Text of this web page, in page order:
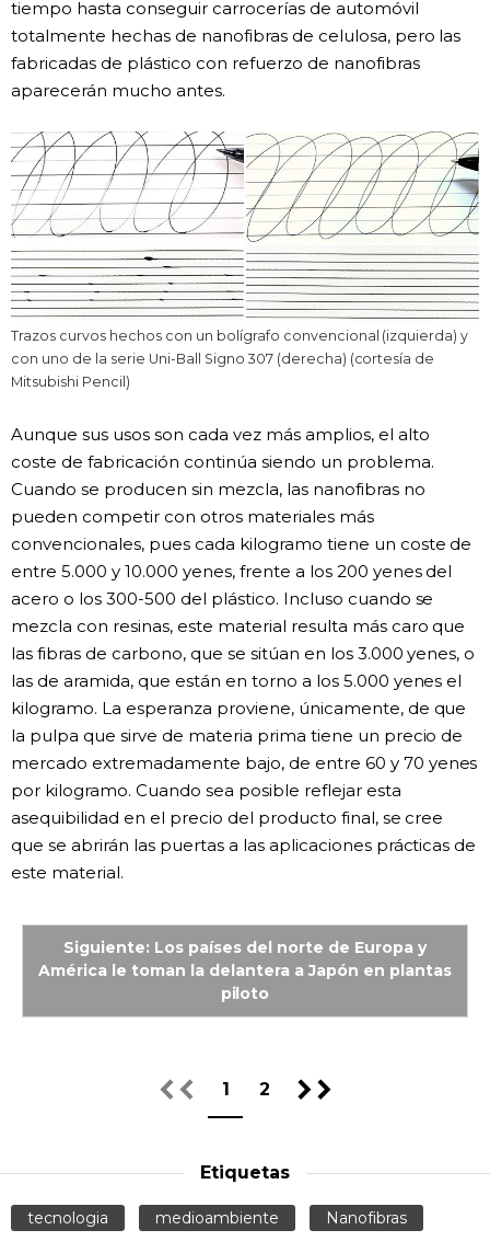
tiempo hasta conseguir carrocerías de automóvil
totalmente hechas de nanofibras de celulosa, pero las
fabricadas de plástico con refuerzo de nanofibras
aparecerán mucho antes.
Trazos curvos hechos con un bolígrafo convencional (izquierda) y
con uno de la serie Uni-Ball Signo 307 (derecha) (cortesía de
Mitsubishi Pencil)
Aunque sus usos son cada vez más amplios, el alto
coste de fabricación continúa siendo un problema.
Cuando se producen sin mezcla, las nanofibras no
pueden competir con otros materiales más
convencionales, pues cada kilogramo tiene un coste de
entre 5.000 y 10.000 yenes, frente a los 200 yenes del
acero o los 300-500 del plástico. Incluso cuando se
mezcla con resinas, este material resulta más caro que
las fibras de carbono, que se sitúan en los 3.000 yenes, o
las de aramida, que están en torno a los 5.000 yenes el
kilogramo. La esperanza proviene, únicamente, de que
la pulpa que sirve de materia prima tiene un precio de
mercado extremadamente bajo, de entre 60 y 70 yenes
por kilogramo. Cuando sea posible reflejar esta
asequibilidad en el precio del producto final, se cree
que se abrirán las puertas a las aplicaciones prácticas de
este material.
Siguiente: Los países del norte de Europa y
América le toman la delantera a Japón en plantas
piloto
1 2
Etiquetas
tecnologia medioambiente Nanofibras